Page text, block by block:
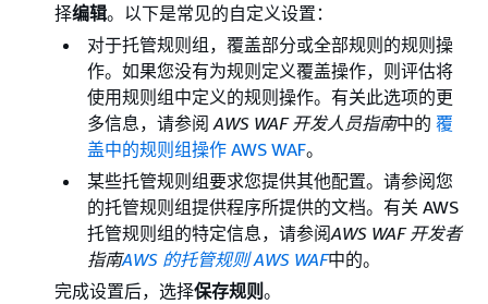
择编辑。以下是常见的自定义设置：
对于托管规则组，覆盖部分或全部规则的规则操
作。如果您没有为规则定义覆盖操作，则评估将
使用规则组中定义的规则操作。有关此选项的更
多信息，请参阅 AWS WAF 开发人员指南中的 覆
盖中的规则组操作 AWS WAF。
某些托管规则组要求您提供其他配置。请参阅您
的托管规则组提供程序所提供的文档。有关 AWS
托管规则组的特定信息，请参阅AWS WAF 开发者
指南AWS 的托管规则 AWS WAF中的。
完成设置后，选择保存规则。